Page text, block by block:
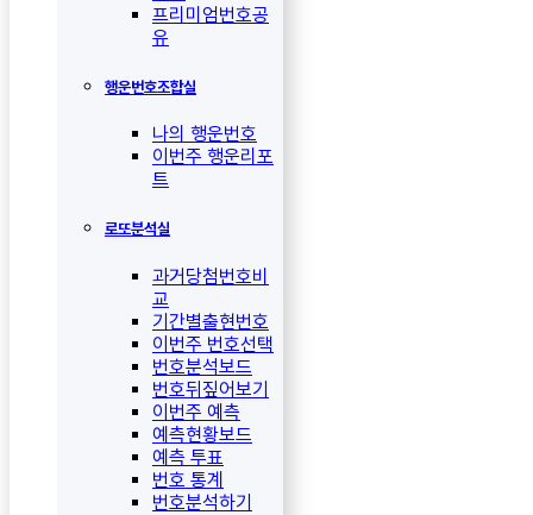
프리미엄번호공
유
행운번호조합실
나의 행운번호
이번주 행운리포
트
로또분석실
과거당첨번호비
교
기간별출현번호
이번주 번호선택
번호분석보드
번호뒤짚어보기
이번주 예측
예측현황보드
예측 투표
번호 통계
번호분석하기